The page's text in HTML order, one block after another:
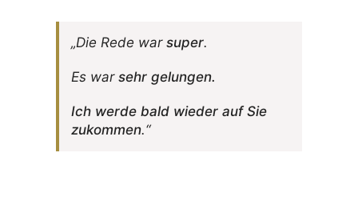
„Die Rede war super.
Es war sehr gelungen.
Ich werde bald wieder auf Sie
zukommen.“